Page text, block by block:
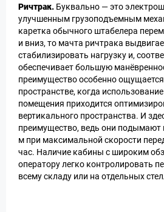
Ричтрак. Буквально — это
улучшенным грузоподъемным
каретка обычного штабелера
и вниз, то мачта ричтрака
стабилизировать нагрузку и,
обеспечивает большую
преимущество особенно
пространстве, когда
помещения приходится
вертикального пространства. И
преимущество, ведь они подымают
м при максимальной скорости
час. Наличие кабины с широким
оператору легко контролировать
всему складу или на отдельных